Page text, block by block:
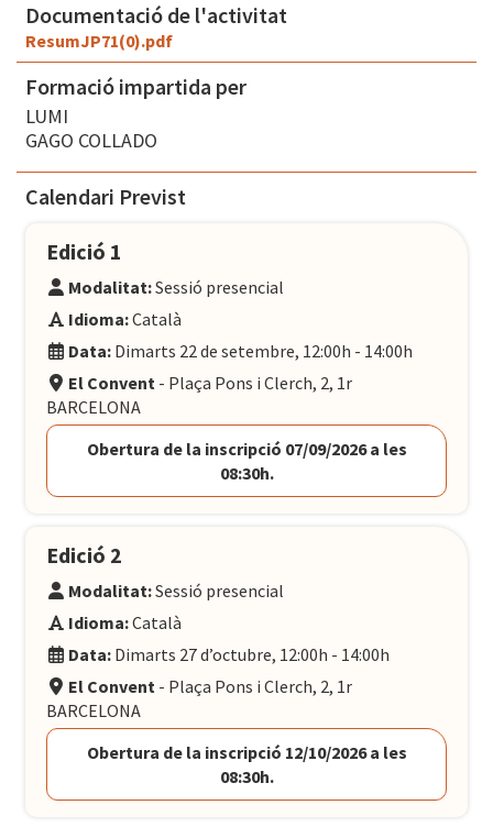
Documentació de l'activitat
ResumJP71(0).pdf
Formació impartida per
LUMI
GAGO COLLADO
Calendari Previst
Edició 1
Modalitat:Sessió presencial
Idioma:Català
Data: Dimarts 22 de setembre, 12:00h - 14:00h
El Convent - Plaça Pons i Clerch, 2, 1r
BARCELONA
Obertura de la inscripció 07/09/2026 a les
08:30h.
Edició 2
Modalitat:Sessió presencial
Idioma:Català
Data: Dimarts 27 d’octubre, 12:00h - 14:00h
El Convent - Plaça Pons i Clerch, 2, 1r
BARCELONA
Obertura de la inscripció 12/10/2026 a les
08:30h.